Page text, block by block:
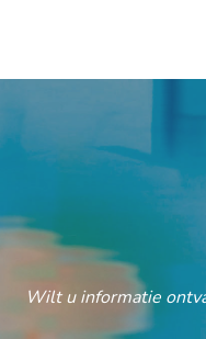
Wilt u informatie